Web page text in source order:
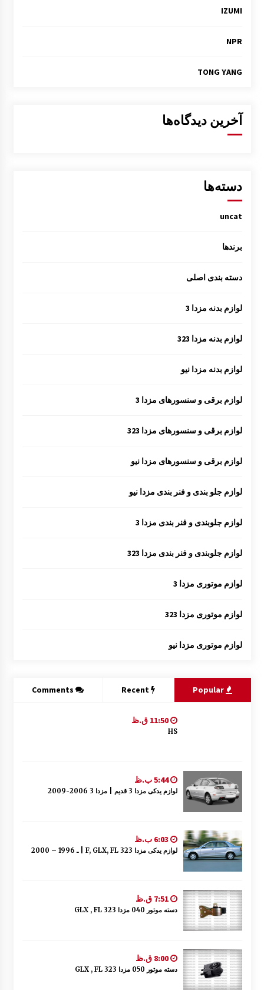
IZUMI
NPR
TONG YANG
آخرین دیدگاه‌ها
دسته‌ها
uncat
برندها
دسته بندی اصلی
لوازم بدنه مزدا 3
لوازم بدنه مزدا 323
لوازم بدنه مزدا نیو
لوازم برقی و سنسورهای مزدا 3
لوازم برقی و سنسورهای مزدا 323
لوازم برقی و سنسورهای مزدا نیو
لوازم جلو بندی و فنر بندی مزدا نیو
لوازم جلوبندی و فنر بندی مزدا 3
لوازم جلوبندی و فنر بندی مزدا 323
لوازم موتوری مزدا 3
لوازم موتوری مزدا 323
لوازم موتوری مزدا نیو
Recent
Comments
11:50 ق.ظ
HS
5:44 ب.ظ
لوازم یدکی مزدا 3 قدیم | مزدا 3 2006-2009
لوازم یدکی مزدا 323 F, GLX, FL | ـ 1996 – 2000
7:51 ق.ظ
دسته موتور 040 مزدا 323 GLX , FL
8:00 ق.ظ
دسته موتور 050 مزدا 323 GLX , FL